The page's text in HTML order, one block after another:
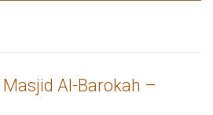
Al-Barokah –